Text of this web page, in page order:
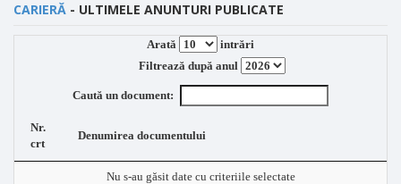
CARIERĂ - ULTIMELE ANUNTURI PUBLICATE
Arată
intrări
Filtrează după anul
Caută un document:
Nr.
crt
Denumirea documentului
Nu s-au găsit date cu criteriile selectate